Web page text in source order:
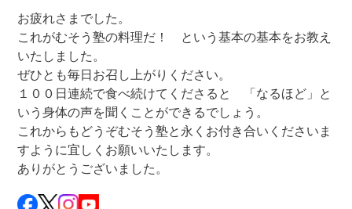
お疲れさまでした。
これがむそう塾の料理だ！ という基本の基本をお教え
いたしました。
ぜひとも毎日お召し上がりください。
１００日連続で食べ続けてくださると 「なるほど」と
いう身体の声を聞くことができるでしょう。
これからもどうぞむそう塾と永くお付き合いくださいま
すように宜しくお願いいたします。
ありがとうございました。